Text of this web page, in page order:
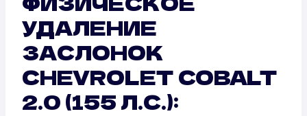
УДАЛЕНИЕ
ЗАСЛОНОК
CHEVROLET COBALT
2.0 (155 Л.С.):